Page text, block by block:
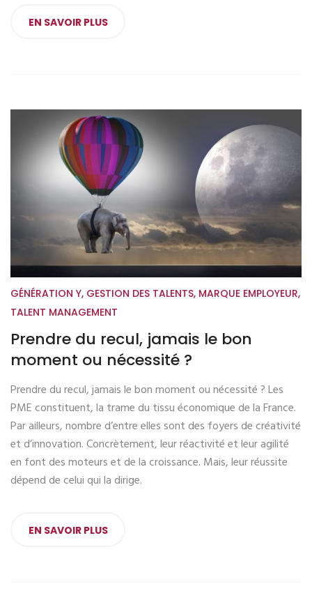
EN SAVOIR PLUS
GÉNÉRATION Y, GESTION DES TALENTS, MARQUE EMPLOYEUR,
TALENT MANAGEMENT
Prendre du recul, jamais le bon
moment ou nécessité ?
Prendre du recul, jamais le bon moment ou nécessité ? Les
PME constituent, la trame du tissu économique de la France.
Par ailleurs, nombre d’entre elles sont des foyers de créativité
et d’innovation. Concrètement, leur réactivité et leur agilité
en font des moteurs et de la croissance. Mais, leur réussite
dépend de celui qui la dirige.
EN SAVOIR PLUS